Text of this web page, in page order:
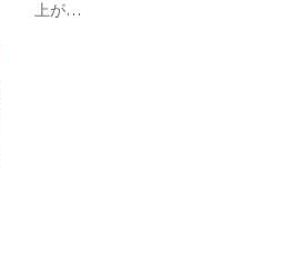
上が…